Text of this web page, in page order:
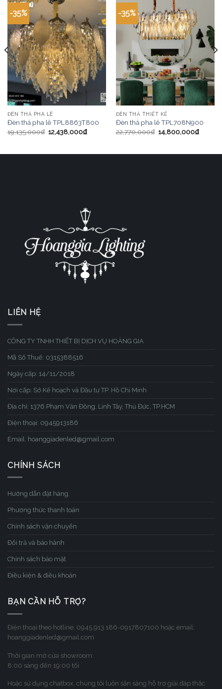
-35%
ĐÈN THẢ PHA LÊ
Đèn thả pha lê TPL8863T800
19,135,000₫ 12,438,000₫
-35%
ĐÈN THẢ THIẾT KẾ
Đèn thả pha lê TPL708N900
22,770,000₫ 14,800,000₫
LIÊN HỆ
CÔNG TY TNHH THIẾT BỊ DỊCH VỤ HOÀNG GIA
Mã Số Thuế: 0315388516
Ngày cấp: 14/11/2018
Nơi cấp: Sở Kế hoạch và Đầu tư TP. Hồ Chí Minh
Địa chỉ: 1376 Phạm Văn Đồng, Linh Tây, Thủ Đức, TP.HCM
Điện thoại: 0945913186
Email: hoanggiadenled@gmail.com
CHÍNH SÁCH
Hướng dẫn đặt hàng
Phương thức thanh toán
Chính sách vận chuyển
Đổi trả và bảo hành
Chính sách bảo mật
Điều kiện & điều khoản
BẠN CẦN HỖ TRỢ?
Điện thoại theo hotline: 0945.913.186-0917807100 hoặc email:
hoanggiadenled@gmail.com
Thời gian mở cửa showroom:
8:00 sáng đến 19:00 tối
Hoặc sử dụng chatbox, chúng tôi luôn sẳn sàng hỗ trợ giải đáp thắc